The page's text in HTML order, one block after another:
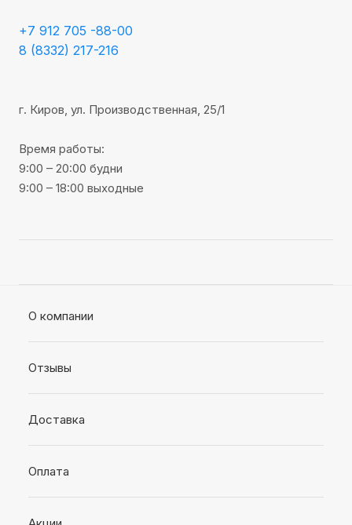
+7 912 705 -88-00
8 (8332) 217-216
г. Киров, ул. Производственная, 25/1
Время работы:
9:00 – 20:00 будни
9:00 – 18:00 выходные
О компании
Отзывы
Доставка
Оплата